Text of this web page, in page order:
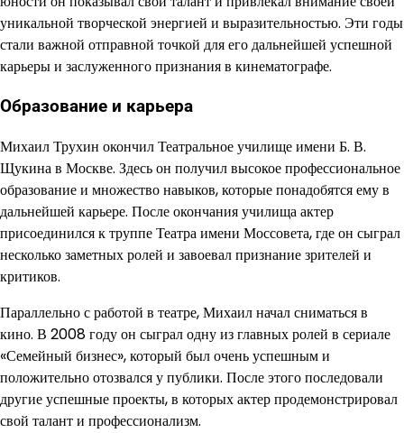
уникальной творческой энергией и выразительностью. Эти годы
стали важной отправной точкой для его дальнейшей успешной
карьеры и заслуженного признания в кинематографе.
Образование и карьера
Михаил Трухин окончил Театральное училище имени Б. В.
Щукина в Москве. Здесь он получил высокое профессиональное
образование и множество навыков, которые понадобятся ему в
дальнейшей карьере. После окончания училища актер
присоединился к труппе Театра имени Моссовета, где он сыграл
несколько заметных ролей и завоевал признание зрителей и
критиков.
Параллельно с работой в театре, Михаил начал сниматься в
кино. В 2008 году он сыграл одну из главных ролей в сериале
«Семейный бизнес», который был очень успешным и
положительно отозвался у публики. После этого последовали
другие успешные проекты, в которых актер продемонстрировал
свой талант и профессионализм.